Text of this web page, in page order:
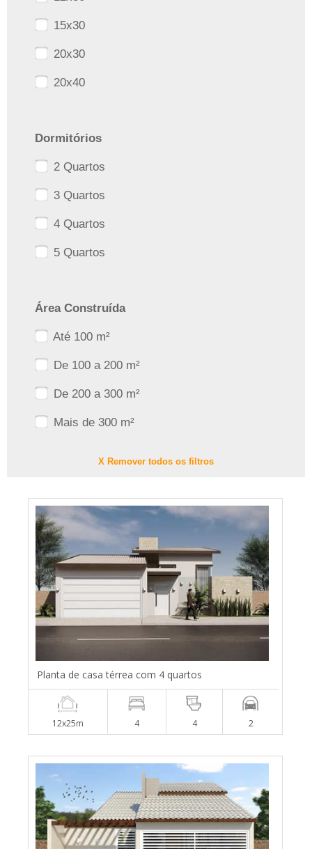
15x30
20x30
20x40
Dormitórios
2 Quartos
3 Quartos
4 Quartos
5 Quartos
Área Construída
Até 100 m²
De 100 a 200 m²
De 200 a 300 m²
Mais de 300 m²
X Remover todos os filtros
Planta de casa térrea com 4 quartos
12x25m 4 4 2